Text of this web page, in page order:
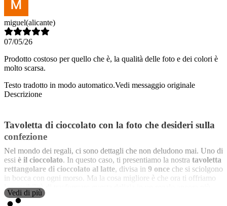
miguel(alicante)
07/05/26
Prodotto costoso per quello che è, la qualità delle foto e dei colori è
molto scarsa.
Testo tradotto in modo automatico.Vedi messaggio originale
Descrizione
Tavoletta di cioccolato con la foto che desideri sulla
confezione
Nel mondo dei regali, ci sono dettagli che non deludono mai. Uno di
essi è il cioccolato. In questo caso, ti presentiamo la nostra tavoletta
rettangolare di cioccolato al latte, divisa in 9 once che si sciolgono
in bocca con ogni morso. Ma la cosa migliore è che ora ti offriamo
la possibilità di trasformare questa delizia in un regalo ancora più
speciale,personalizzando la parte superiore dell'involucro
Vedi di più